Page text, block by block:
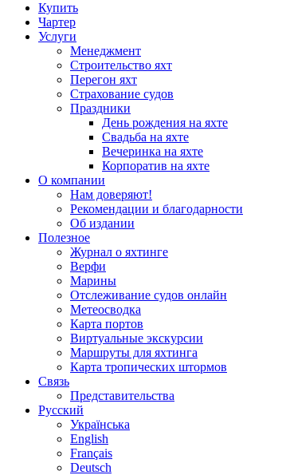
Купить
Чартер
Услуги
Менеджмент
Строительство яхт
Перегон яхт
Страхование судов
Праздники
День рождения на яхте
Свадьба на яхте
Вечеринка на яхте
Корпоратив на яхте
О компании
Нам доверяют!
Рекомендации и благодарности
Об издании
Полезное
Журнал о яхтинге
Верфи
Марины
Отслеживание судов онлайн
Метеосводка
Карта портов
Виртуальные экскурсии
Маршруты для яхтинга
Карта тропических штормов
Связь
Представительства
Русский
Українська
English
Français
Deutsch